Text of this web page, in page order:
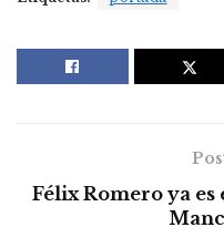
Félix Romero ya